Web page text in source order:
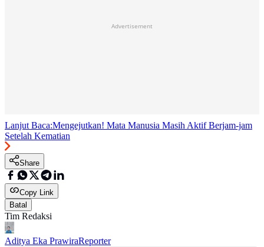
Advertisement
Lanjut Baca:Mengejutkan! Mata Manusia Masih Aktif Berjam-jam
Setelah Kematian
Share
Copy Link
Batal
Tim Redaksi
Aditya Eka PrawiraReporter